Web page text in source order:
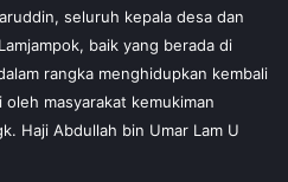
seluruh kepala desa dan
baik yang berada di
rangka menghidupkan kembali
masyarakat kemukiman
Haji Abdullah bin Umar Lam U